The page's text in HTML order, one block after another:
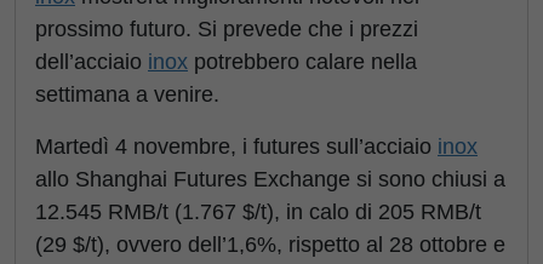
prossimo futuro. Si prevede che i prezzi
dell’acciaio inox potrebbero calare nella
settimana a venire.
Martedì 4 novembre, i futures sull’acciaio inox
allo Shanghai Futures Exchange si sono chiusi a
12.545 RMB/t (1.767 $/t), in calo di 205 RMB/t
(29 $/t), ovvero dell’1,6%, rispetto al 28 ottobre e